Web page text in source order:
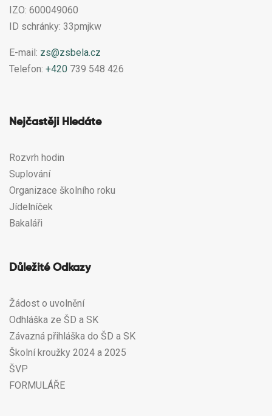
IZO: 600049060
ID schránky: 33pmjkw
E-mail: zs@zsbela.cz
Telefon: +420 739 548 426
Nejčastěji Hledáte
Rozvrh hodin
Suplování
Organizace školního roku
Jídelníček
Bakaláři
Důležité Odkazy
Žádost o uvolnění
Odhláška ze ŠD a SK
Závazná přihláška do ŠD a SK
Školní kroužky 2024 a 2025
ŠVP
FORMULÁŘE